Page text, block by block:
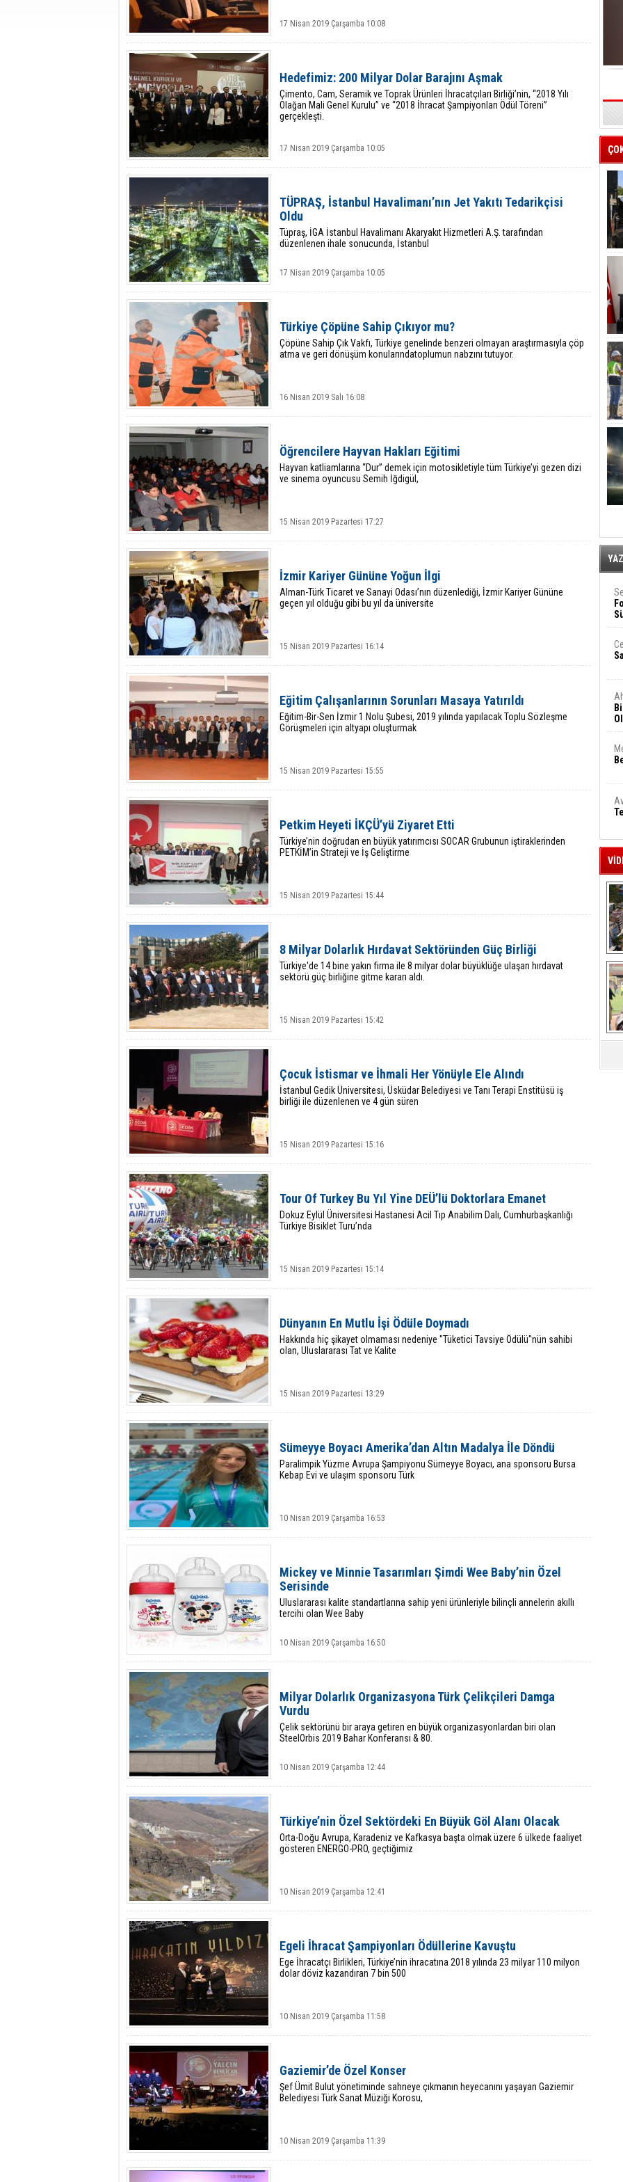
17 Nisan 2019 Çarşamba 10:08
Hedefimiz: 200 Milyar Dolar Barajını Aşmak
Çimento, Cam, Seramik ve Toprak Ürünleri İhracatçıları Birliği’nin, “2018 Yılı
Olağan Mali Genel Kurulu” ve “2018 İhracat Şampiyonları Ödül Töreni”
gerçekleşti.
17 Nisan 2019 Çarşamba 10:05
TÜPRAŞ, İstanbul Havalimanı’nın Jet Yakıtı Tedarikçisi
Oldu
Tüpraş, İGA İstanbul Havalimanı Akaryakıt Hizmetleri A.Ş. tarafından
düzenlenen ihale sonucunda, İstanbul
17 Nisan 2019 Çarşamba 10:05
Türkiye Çöpüne Sahip Çıkıyor mu?
Çöpüne Sahip Çık Vakfı, Türkiye genelinde benzeri olmayan araştırmasıyla çöp
atma ve geri dönüşüm konularındatoplumun nabzını tutuyor.
16 Nisan 2019 Salı 16:08
Öğrencilere Hayvan Hakları Eğitimi
Hayvan katliamlarına “Dur” demek için motosikletiyle tüm Türkiye’yi gezen dizi
ve sinema oyuncusu Semih İğdigül,
15 Nisan 2019 Pazartesi 17:27
İzmir Kariyer Gününe Yoğun İlgi
Alman-Türk Ticaret ve Sanayi Odası’nın düzenlediği, İzmir Kariyer Gününe
geçen yıl olduğu gibi bu yıl da üniversite
15 Nisan 2019 Pazartesi 16:14
Eğitim Çalışanlarının Sorunları Masaya Yatırıldı
Eğitim-Bir-Sen İzmir 1 Nolu Şubesi, 2019 yılında yapılacak Toplu Sözleşme
Görüşmeleri için altyapı oluşturmak
15 Nisan 2019 Pazartesi 15:55
Petkim Heyeti İKÇÜ’yü Ziyaret Etti
Türkiye’nin doğrudan en büyük yatırımcısı SOCAR Grubunun iştiraklerinden
PETKİM’in Strateji ve İş Geliştirme
15 Nisan 2019 Pazartesi 15:44
8 Milyar Dolarlık Hırdavat Sektöründen Güç Birliği
Türkiye'de 14 bine yakın firma ile 8 milyar dolar büyüklüğe ulaşan hırdavat
sektörü güç birliğine gitme kararı aldı.
15 Nisan 2019 Pazartesi 15:42
Çocuk İstismar ve İhmali Her Yönüyle Ele Alındı
İstanbul Gedik Üniversitesi, Üsküdar Belediyesi ve Tanı Terapi Enstitüsü iş
birliği ile düzenlenen ve 4 gün süren
15 Nisan 2019 Pazartesi 15:16
Tour Of Turkey Bu Yıl Yine DEÜ’lü Doktorlara Emanet
Dokuz Eylül Üniversitesi Hastanesi Acil Tıp Anabilim Dalı, Cumhurbaşkanlığı
Türkiye Bisiklet Turu’nda
15 Nisan 2019 Pazartesi 15:14
Dünyanın En Mutlu İşi Ödüle Doymadı
Hakkında hiç şikayet olmaması nedeniye "Tüketici Tavsiye Ödülü"nün sahibi
olan, Uluslararası Tat ve Kalite
15 Nisan 2019 Pazartesi 13:29
Sümeyye Boyacı Amerika’dan Altın Madalya İle Döndü
Paralimpik Yüzme Avrupa Şampiyonu Sümeyye Boyacı, ana sponsoru Bursa
Kebap Evi ve ulaşım sponsoru Türk
10 Nisan 2019 Çarşamba 16:53
Mickey ve Minnie Tasarımları Şimdi Wee Baby’nin Özel
Serisinde
Uluslararası kalite standartlarına sahip yeni ürünleriyle bilinçli annelerin akıllı
tercihi olan Wee Baby
10 Nisan 2019 Çarşamba 16:50
Milyar Dolarlık Organizasyona Türk Çelikçileri Damga
Vurdu
Çelik sektörünü bir araya getiren en büyük organizasyonlardan biri olan
SteelOrbis 2019 Bahar Konferansı & 80.
10 Nisan 2019 Çarşamba 12:44
Türkiye’nin Özel Sektördeki En Büyük Göl Alanı Olacak
Orta-Doğu Avrupa, Karadeniz ve Kafkasya başta olmak üzere 6 ülkede faaliyet
gösteren ENERGO-PRO, geçtiğimiz
10 Nisan 2019 Çarşamba 12:41
Egeli İhracat Şampiyonları Ödüllerine Kavuştu
Ege İhracatçı Birlikleri, Türkiye’nin ihracatına 2018 yılında 23 milyar 110 milyon
dolar döviz kazandıran 7 bin 500
10 Nisan 2019 Çarşamba 11:58
Gaziemir’de Özel Konser
Şef Ümit Bulut yönetiminde sahneye çıkmanın heyecanını yaşayan Gaziemir
Belediyesi Türk Sanat Müziği Korosu,
10 Nisan 2019 Çarşamba 11:39